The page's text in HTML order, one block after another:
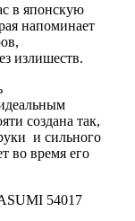
в японскую
напоминает
излишеств.
создана так,
и сильного
во время его